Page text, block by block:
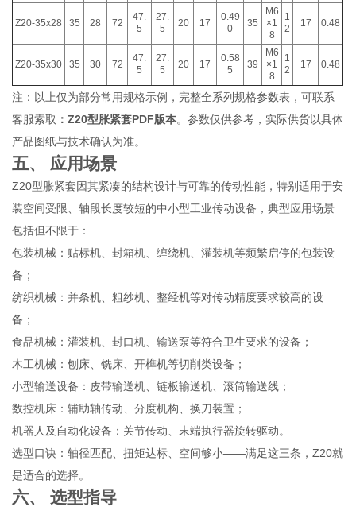
Z20-35x28 35 28 72
47.
5
27.
5
20 17
0.49
0
35
M6
×1
8
1
2
17 0.48
Z20-35x30 35 30 72
47.
5
27.
5
20 17
0.58
5
39
M6
×1
8
1
2
17 0.48
注：以上仅为部分常用规格示例，完整全系列规格参数表，可联系
客服索取 ：Z20型胀紧套PDF版本。参数仅供参考，实际供货以具体
产品图纸与技术确认为准。
五、 应用场景
Z20型胀紧套因其紧凑的结构设计与可靠的传动性能，特别适用于安
装空间受限、轴段长度较短的中小型工业传动设备，典型应用场景
包括但不限于：
包装机械：贴标机、封箱机、缠绕机、灌装机等频繁启停的包装设
备；
纺织机械：并条机、粗纱机、整经机等对传动精度要求较高的设
备；
食品机械：灌装机、封口机、输送泵等符合卫生要求的设备；
木工机械：刨床、铣床、开榫机等切削类设备；
小型输送设备：皮带输送机、链板输送机、滚筒输送线；
数控机床：辅助轴传动、分度机构、换刀装置；
机器人及自动化设备：关节传动、末端执行器旋转驱动。
选型口诀：轴径匹配、扭矩达标、空间够小——满足这三条，Z20就
是适合的选择。
六、 选型指导